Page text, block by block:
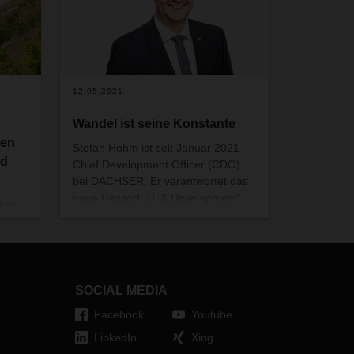
12.05.2021
Wandel ist seine Konstante
Stefan Hohm ist seit Januar 2021
Chief Development Officer (CDO)
bei DACHSER. Er verantwortet das
Kontraktlogistik und globalen
jährige bereits 1992 - mit einem
dualen Studium. Heute, fast 30
Jahre später, hat er nichts an
Enthusiasmus, Energie und
SOCIAL MEDIA
Facebook
LinkedIn
Youtube
Xing